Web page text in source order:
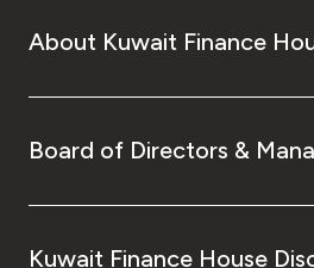
About Kuwait Finance
Board of Directors &
Kuwait Finance House